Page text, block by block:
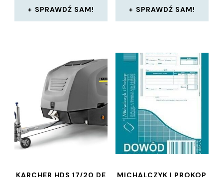
SPRAWDŹ SAM! SPRAWDŹ SAM!
KARCHER HDS 17/20 DE MICHALCZYK I PROKOP